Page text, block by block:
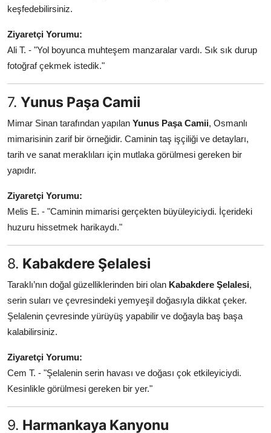
keşfedebilirsiniz.
Ziyaretçi Yorumu:
Ali T. - "Yol boyunca muhteşem manzaralar vardı. Sık sık durup
fotoğraf çekmek istedik."
7. Yunus Paşa Camii
Mimar Sinan tarafından yapılan Yunus Paşa Camii, Osmanlı
mimarisinin zarif bir örneğidir. Caminin taş işçiliği ve detayları,
tarih ve sanat meraklıları için mutlaka görülmesi gereken bir
yapıdır.
Ziyaretçi Yorumu:
Melis E. - "Caminin mimarisi gerçekten büyüleyiciydi. İçerideki
huzuru hissetmek harikaydı."
8. Kabakdere Şelalesi
Taraklı’nın doğal güzelliklerinden biri olan Kabakdere Şelalesi,
serin suları ve çevresindeki yemyeşil doğasıyla dikkat çeker.
Şelalenin çevresinde yürüyüş yapabilir ve doğayla baş başa
kalabilirsiniz.
Ziyaretçi Yorumu:
Cem T. - "Şelalenin serin havası ve doğası çok etkileyiciydi.
Kesinlikle görülmesi gereken bir yer."
9. Harmankaya Kanyonu